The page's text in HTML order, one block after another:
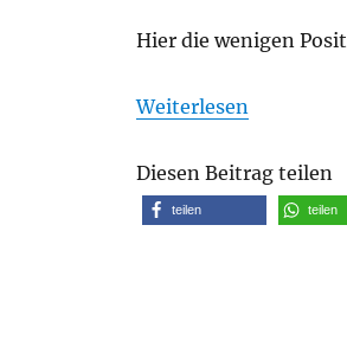
Hier die wenigen
Weiterlesen
Diesen Beitrag teilen
teilen teilen